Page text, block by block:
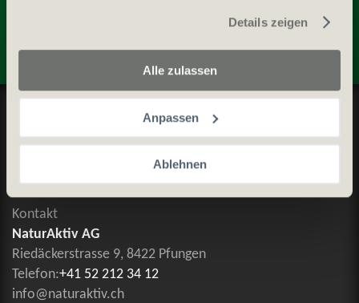
Details zeigen
Alle zulassen
Anpassen
Ablehnen
Datenschutz und Cookie-Richtlinien
Kontaktieren Sie uns
Kontakt
NaturAktiv AG
Riedäckerstrasse 9, 8422 Pfungen
Telefon:+41 52 212 34 12
info@naturaktiv.ch